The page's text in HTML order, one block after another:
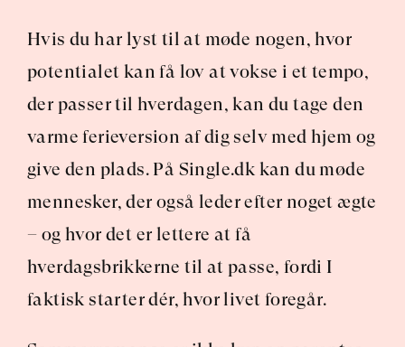
Hvis du har lyst til at møde nogen, hvor
potentialet kan få lov at vokse i et tempo,
der passer til hverdagen, kan du tage den
varme ferieversion af dig selv med hjem og
give den plads. På Single.dk kan du møde
mennesker, der også leder efter noget ægte
– og hvor det er lettere at få
hverdagsbrikkerne til at passe, fordi I
faktisk starter dér, hvor livet foregår.